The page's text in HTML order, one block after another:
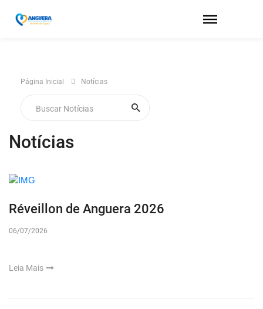
Página Inicial Notícias
Notícias
Réveillon de Anguera 2026
06/07/2026
Leia Mais